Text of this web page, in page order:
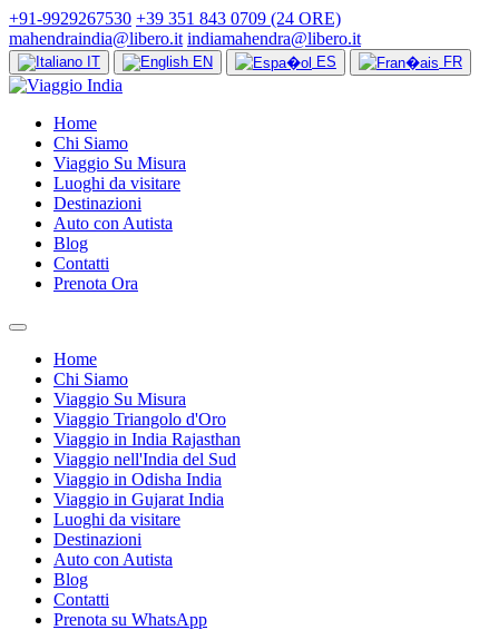
+91-9929267530 +39 351 843 0709 (24 ORE)
mahendraindia@libero.it indiamahendra@libero.it
IT EN ES FR
Home
Chi Siamo
Viaggio Su Misura
Luoghi da visitare
Destinazioni
Auto con Autista
Blog
Contatti
Prenota Ora
Home
Chi Siamo
Viaggio Su Misura
Viaggio Triangolo d'Oro
Viaggio in India Rajasthan
Viaggio nell'India del Sud
Viaggio in Odisha India
Viaggio in Gujarat India
Luoghi da visitare
Destinazioni
Auto con Autista
Blog
Contatti
Prenota su WhatsApp